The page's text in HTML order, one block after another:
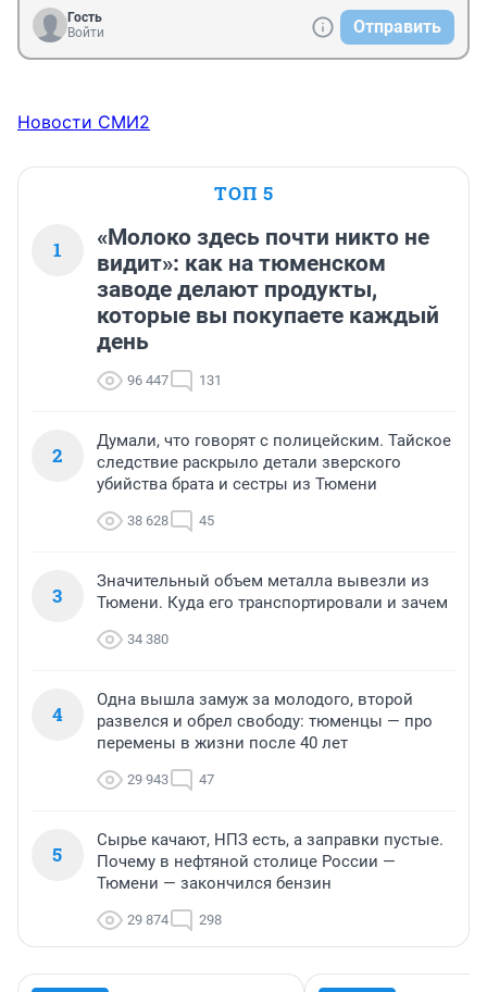
Гость
Войти
Отправить
Новости СМИ2
ТОП 5
1
«Молоко здесь почти никто не
видит»: как на тюменском
заводе делают продукты,
которые вы покупаете каждый
день
96 447 131
2
Думали, что говорят с полицейским. Тайское
следствие раскрыло детали зверского
убийства брата и сестры из Тюмени
38 628 45
3
Значительный объем металла вывезли из
Тюмени. Куда его транспортировали и зачем
34 380
4
Одна вышла замуж за молодого, второй
развелся и обрел свободу: тюменцы — про
перемены в жизни после 40 лет
29 943 47
5
Сырье качают, НПЗ есть, а заправки пустые.
Почему в нефтяной столице России —
Тюмени — закончился бензин
29 874 298